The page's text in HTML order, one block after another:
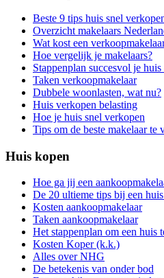
Beste 9 tips huis snel
Overzicht makelaars
Wat kost een
Hoe vergelijk je makelaars?
Stappenplan succesvol je
Taken verkoopmakelaar
Dubbele woonlasten, wat nu?
Huis verkopen belasting
Hoe je huis snel verkopen
Tips om de beste makelaar te
Huis kopen
Hoe ga jij een
De 20 ultieme tips bij een
Kosten aankoopmakelaar
Taken aankoopmakelaar
Het stappenplan om een huis
Kosten Koper (k.k.)
Alles over NHG
De betekenis van onder bod